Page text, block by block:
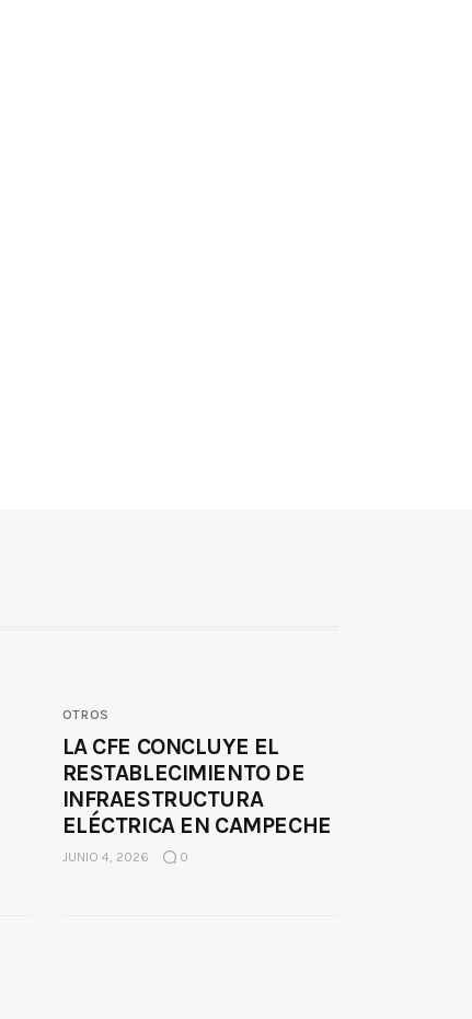
OTROS
LA CFE CONCLUYE EL
RESTABLECIMIENTO DE
INFRAESTRUCTURA
ELÉCTRICA EN CAMPECHE
JUNIO 4, 2026 0